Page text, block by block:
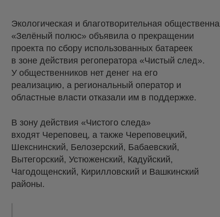
Экологическая и благотворительная
«Зелёный полюс» объявила о прекращении
проекта по сбору использованных батареек
в зоне действия регоператора «Чистый след».
У общественников нет денег на его
реализацию, а региональный оператор и
областные власти отказали им в поддержке.
В зону действия «Чистого следа»
входят Череповец, а также Череповецкий,
Шекснинский, Белозерский, Бабаевский,
Вытегорский, Устюженский, Кадуйский,
Чагодощенский, Кирилловский и Вашкинский
районы.